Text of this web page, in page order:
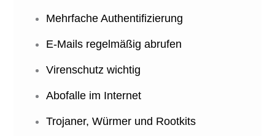
Mehrfache Authentifizierung
E-Mails regelmäßig abrufen
Virenschutz wichtig
Abofalle im Internet
Trojaner, Würmer und Rootkits